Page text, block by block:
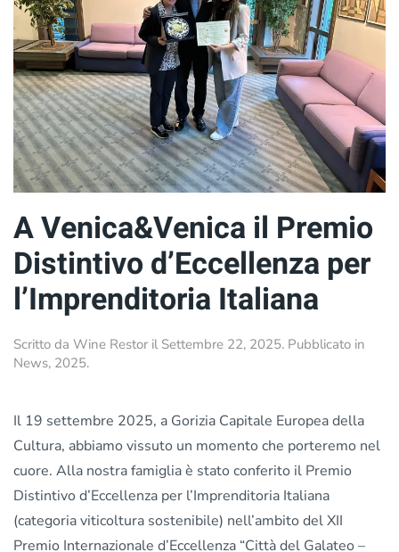
A Venica&Venica il Premio
Distintivo d’Eccellenza per
l’Imprenditoria Italiana
Scritto da Wine Restor il Settembre 22, 2025. Pubblicato in
News, 2025.
Il 19 settembre 2025, a Gorizia Capitale Europea della
Cultura, abbiamo vissuto un momento che porteremo nel
cuore. Alla nostra famiglia è stato conferito il Premio
Distintivo d’Eccellenza per l’Imprenditoria Italiana
(categoria viticoltura sostenibile) nell’ambito del XII
Premio Internazionale d’Eccellenza “Città del Galateo –